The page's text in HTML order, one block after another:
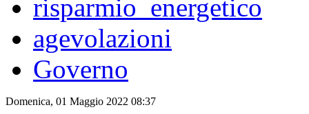
risparmio_energetico
agevolazioni
Governo
Domenica, 01 Maggio 2022 08:37